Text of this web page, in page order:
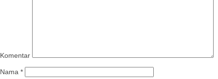
Komentar
Nama *